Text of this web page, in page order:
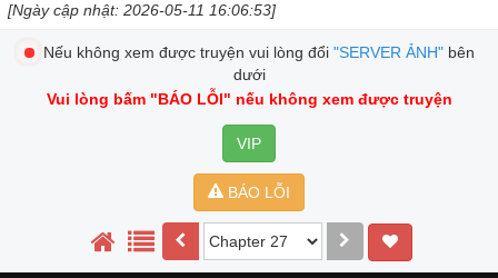
[Ngày cập nhật: 2026-05-11 16:06:53]
Nếu không xem được truyện vui lòng đổi "SERVER ẢNH"bên
dưới
Vui lòng bấm "BÁO LỖI" nếu không xem được truyện
VIP
BÁO LỖI